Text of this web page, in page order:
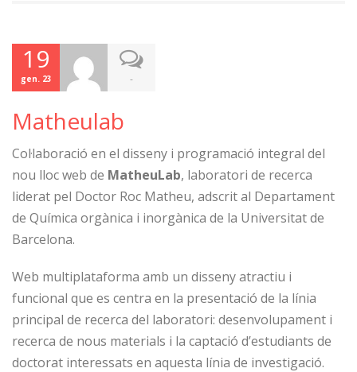
19
gen. 23 -
Matheulab
Col·laboració en el disseny i programació integral del
nou lloc web de MatheuLab, laboratori de recerca
liderat pel Doctor Roc Matheu, adscrit al Departament
de Química orgànica i inorgànica de la Universitat de
Barcelona.
Web multiplataforma amb un disseny atractiu i
funcional que es centra en la presentació de la línia
principal de recerca del laboratori: desenvolupament i
recerca de nous materials i la captació d’estudiants de
doctorat interessats en aquesta línia de investigació.